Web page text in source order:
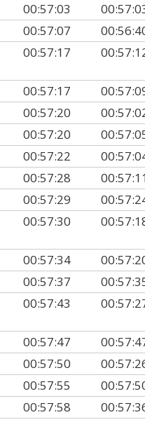
00:57:03
00:57:07
00:57:17
00:57:17
00:57:20
00:57:20
00:57:22
00:57:28
00:57:29
00:57:30
00:57:34
00:57:37
00:57:43
00:57:47
00:57:50
00:57:55
00:57:58